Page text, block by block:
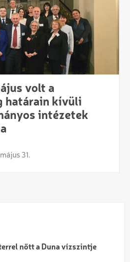
volt a
határain kívüli
intézetek
31.
nőtt a Duna vízszintje